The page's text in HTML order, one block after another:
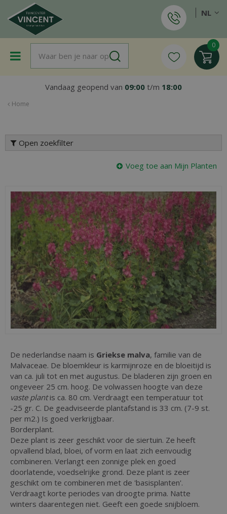
a
Home
Vandaag geopend van 09:00 t/m 18:00
NL
Open zoekfilter
Voeg toe aan Mijn Planten
De nederlandse naam is Griekse malva, familie van de
Malvaceae. De bloemkleur is karmijnroze en de bloeitijd is
van ca. juli tot en met augustus. De bladeren zijn groen en
ongeveer 25 cm. hoog. De volwassen hoogte van deze
vaste plantis ca. 80 cm. Verdraagt een temperatuur tot
-25 gr. C. De geadviseerde plantafstand is 33 cm. (7-9 st.
per m2.) Is goed verkrijgbaar.
Borderplant.
Deze plant is zeer geschikt voor de siertuin. Ze heeft
opvallend blad, bloei, of vorm en laat zich eenvoudig
combineren. Verlangt een zonnige plek en goed
doorlatende, voedselrijke grond. Deze plant is zeer
geschikt om te combineren met de 'basisplanten'.
Verdraagt korte periodes van droogte prima. Natte
winters daarentegen niet. Geeft een goede snijbloem.